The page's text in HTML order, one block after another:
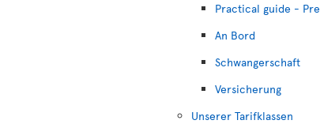
Practical guide -
An Bord
Schwangerschaft
Versicherung
Unserer Tarifklassen